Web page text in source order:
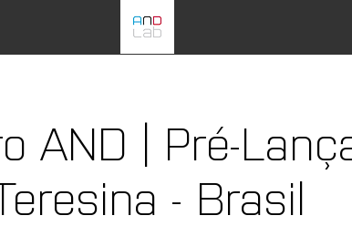
AND | Pré-
- Brasil